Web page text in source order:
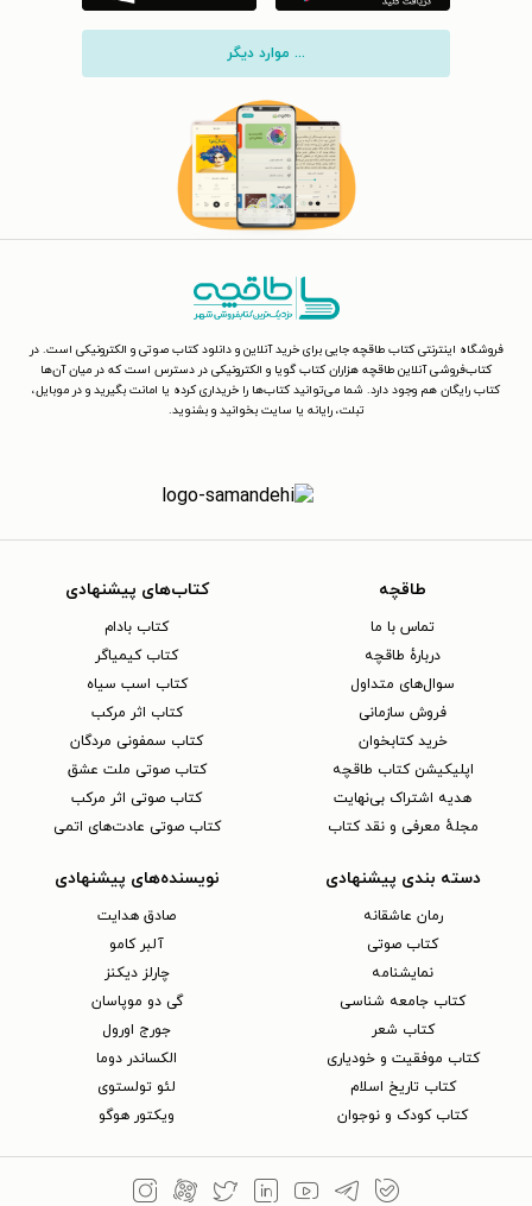
... موارد دیگر
فروشگاه اینترنتی کتاب طاقچه جایی برای خرید آنلاین و دانلود کتاب صوتی و الکترونیکی است. در
کتاب‌فروشی آنلاین طاقچه هزاران کتاب گویا و الکترونیکی در دسترس است که در میان آن‌ها
کتاب رایگان هم وجود دارد. شما می‌توانید کتاب‌ها را خریداری کرده یا امانت بگیرید و در موبایل،
تبلت، رایانه یا سایت بخوانید و بشنوید.
طاقچه
تماس با ما
دربارهٔ طاقچه
سوال‌های متداول
فروش سازمانی
خرید کتابخوان
اپلیکیشن کتاب طاقچه
هدیه اشتراک بی‌نهایت
مجلهٔ معرفی و نقد کتاب
کتاب‌های پیشنهادی
کتاب بادام
کتاب کیمیاگر
کتاب اسب سیاه
کتاب اثر مرکب
کتاب سمفونی مردگان
کتاب صوتی ملت عشق
کتاب صوتی اثر مرکب
کتاب صوتی عادت‌های اتمی
دسته بندی پیشنهادی
رمان عاشقانه
کتاب‌ صوتی
نمایشنامه
کتاب جامعه شناسی
کتاب شعر
کتاب موفقیت و خودیاری
کتاب تاریخ اسلام
کتاب کودک و نوجوان
نویسنده‌های پیشنهادی
صادق هدایت
آلبر کامو
چارلز دیکنز
گی دو موپاسان
جورج اورول
الکساندر دوما
لئو تولستوی
ویکتور هوگو